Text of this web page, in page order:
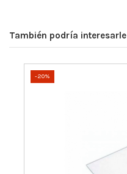
También podría interesarle
-20%